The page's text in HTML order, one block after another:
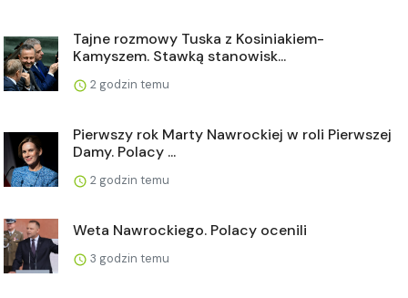
Tajne rozmowy Tuska z Kosiniakiem-
Kamyszem. Stawką stanowisk...
2 godzin temu
Pierwszy rok Marty Nawrockiej w roli Pierwszej
Damy. Polacy ...
2 godzin temu
Weta Nawrockiego. Polacy ocenili
3 godzin temu